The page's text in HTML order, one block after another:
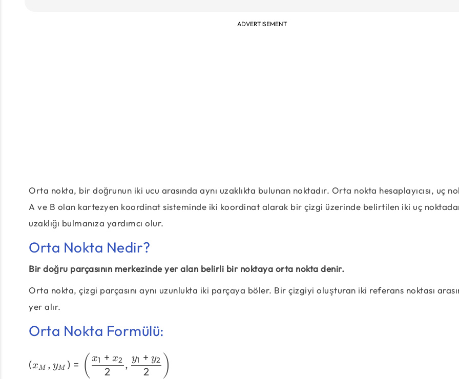
ADVERTISEMENT
Orta nokta, bir doğrunun iki ucu arasında aynı uzaklıkta bulunan noktadır. Orta nokta hesaplayıcısı, uç
A ve B olan kartezyen koordinat sisteminde iki koordinat alarak bir çizgi üzerinde belirtilen iki uç
uzaklığı bulmanıza yardımcı olur.
Orta Nokta Nedir?
Bir doğru parçasının merkezinde yer alan belirli bir noktaya orta nokta denir.
Orta nokta, çizgi parçasını aynı uzunlukta iki parçaya böler. Bir çizgiyi oluşturan iki referans noktası
yer alır.
Orta Nokta Formülü:
(xM , yM ) = ( 2
x1 + x2 ,
2
y1 + y2 )